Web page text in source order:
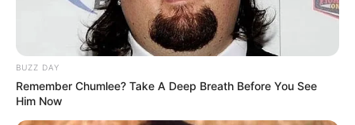
Fail! 10 Potret Makanan Gagal
Dimasak yang Bikin Kamu
Nggak Selera
BUZZ DAY
Remember Chumlee? Take A Deep Breath Before You See
Him Now